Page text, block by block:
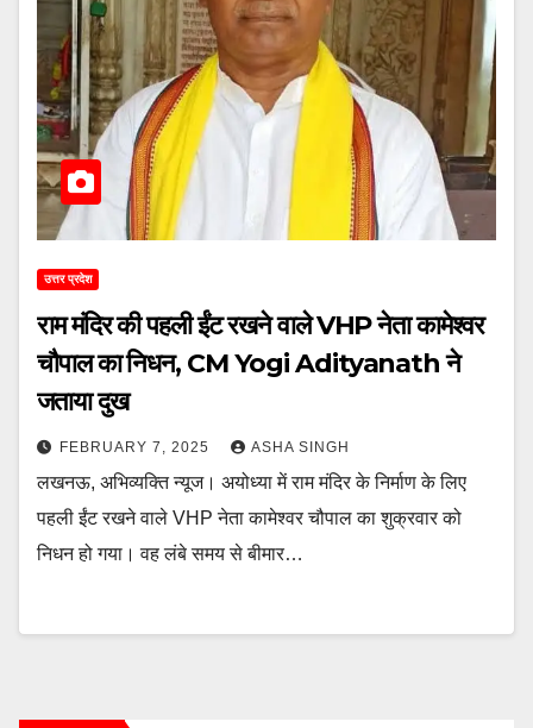
उत्तर प्रदेश
राम मंदिर की पहली ईंट रखने वाले VHP नेता कामेश्वर
चौपाल का निधन, CM Yogi Adityanath ने
जताया दुख
FEBRUARY 7, 2025 ASHA SINGH
लखनऊ, अभिव्यक्ति न्यूज। अयोध्या में राम मंदिर के निर्माण के लिए
पहली ईंट रखने वाले VHP नेता कामेश्वर चौपाल का शुक्रवार को
निधन हो गया। वह लंबे समय से बीमार…